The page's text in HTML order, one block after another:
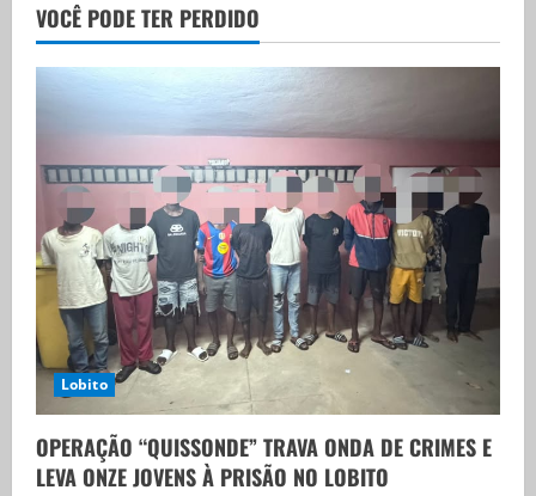
VOCÊ PODE TER PERDIDO
Lobito
OPERAÇÃO “QUISSONDE” TRAVA ONDA DE CRIMES E
LEVA ONZE JOVENS À PRISÃO NO LOBITO